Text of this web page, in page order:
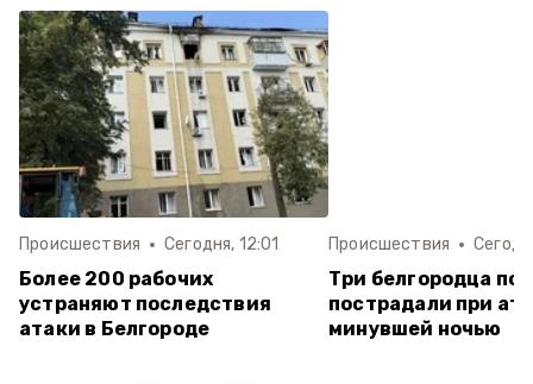
Происшествия Сегодня, 12:01
Более 200 рабочих
устраняют последствия
атаки в Белгороде
Происшествия
Три белгородца
пострадали при
минувшей ночью